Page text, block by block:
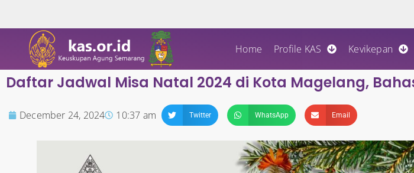
Home Profile KAS Kevikepan
Daftar Jadwal Misa Natal 2024 di Kota Magelang,
December 24, 2024 10:37 am Twitter WhatsApp Email